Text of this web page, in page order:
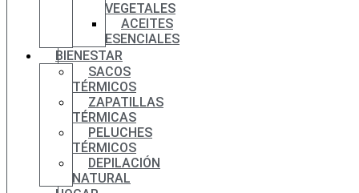
VEGETALES
ACEITES
ESENCIALES
BIENESTAR
SACOS
TÉRMICOS
ZAPATILLAS
TÉRMICAS
PELUCHES
TÉRMICOS
DEPILACIÓN
NATURAL